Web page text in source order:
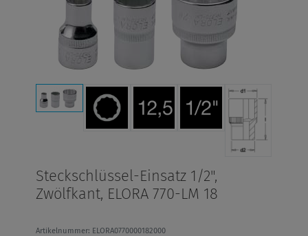
Steckschlüssel-Einsatz 1/2",
Zwölfkant, ELORA 770-LM 18
Artikelnummer: ELORA0770000182000